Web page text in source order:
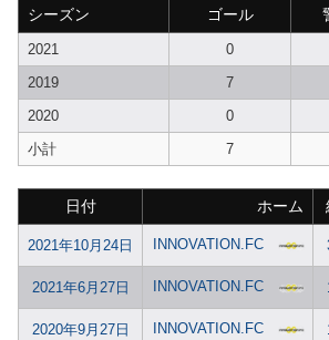
シーズン ゴール
2021 0
2019
7
2020
0
小計
7
日付 ホーム
2021年10月24日 INNOVATION.FC
2021年6月27日 INNOVATION.FC
2020年9月27日 INNOVATION.FC